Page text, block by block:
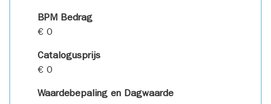
BPM Bedrag
€ 0
Catalogusprijs
€ 0
Waardebepaling en Dagwaarde